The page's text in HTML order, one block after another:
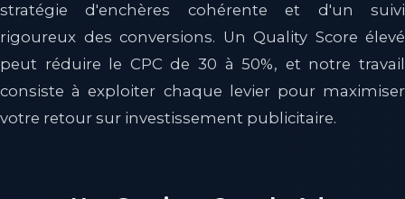
stratégie d'enchères cohérente et d'un suivi
rigoureux des conversions. Un Quality Score élevé
peut réduire le CPC de 30 à 50%, et notre travail
consiste à exploiter chaque levier pour maximiser
votre retour sur investissement publicitaire.